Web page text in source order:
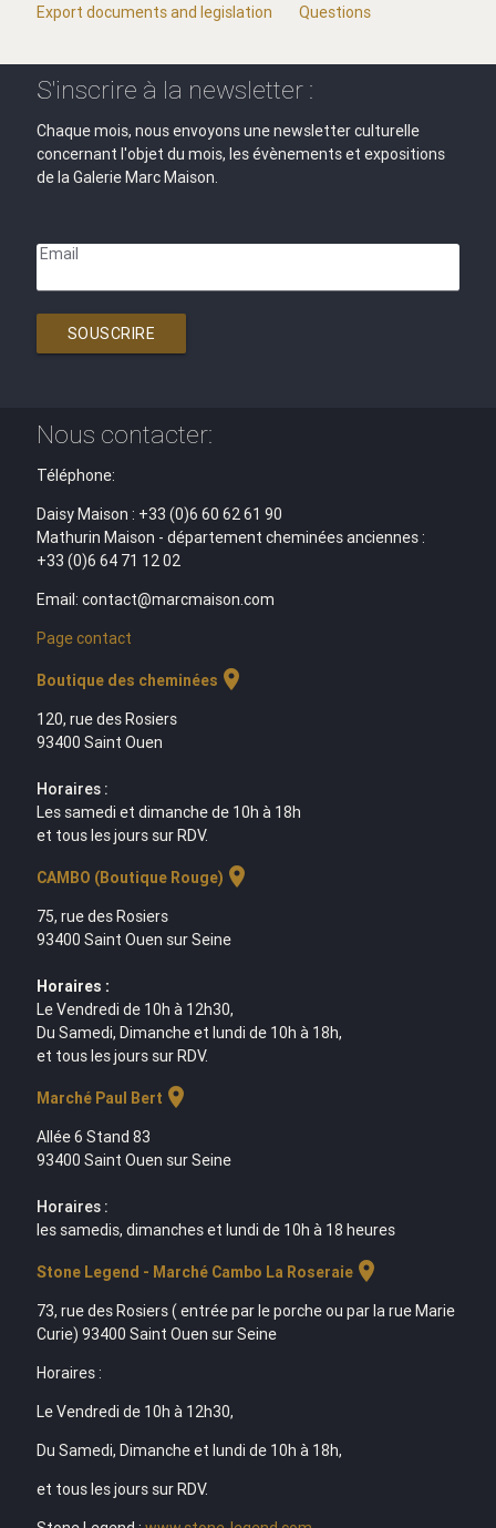
Export documents and legislation
Questions
S'inscrire à la newsletter :
Chaque mois, nous envoyons une newsletter culturelle
concernant l'objet du mois, les évènements et expositions
de la Galerie Marc Maison.
Email
SOUSCRIRE
Nous contacter:
Téléphone:
Daisy Maison : +33 (0)6 60 62 61 90
Mathurin Maison - département cheminées anciennes :
+33 (0)6 64 71 12 02
Email: contact@marcmaison.com
Page contact
Boutique des cheminées location_on
120, rue des Rosiers
93400 Saint Ouen
Horaires :
Les samedi et dimanche de 10h à 18h
et tous les jours sur RDV.
CAMBO (Boutique Rouge) location_on
75, rue des Rosiers
93400 Saint Ouen sur Seine
Horaires :
Le Vendredi de 10h à 12h30,
Du Samedi, Dimanche et lundi de 10h à 18h,
et tous les jours sur RDV.
Marché Paul Bert location_on
Allée 6 Stand 83
93400 Saint Ouen sur Seine
Horaires :
les samedis, dimanches et lundi de 10h à 18 heures
Stone Legend - Marché Cambo La Roseraielocation_on
73, rue des Rosiers ( entrée par le porche ou par la rue Marie
Curie) 93400 Saint Ouen sur Seine
Horaires :
Le Vendredi de 10h à 12h30,
Du Samedi, Dimanche et lundi de 10h à 18h,
et tous les jours sur RDV.